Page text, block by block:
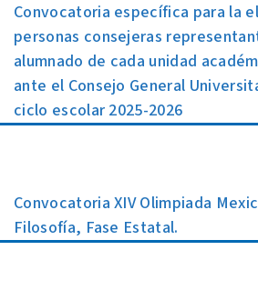
Convocatoria específica para la
personas consejeras
alumnado de cada unidad
ante el Consejo General
ciclo escolar 2025-2026
Convocatoria XIV Olimpiada
Filosofía, Fase Estatal.